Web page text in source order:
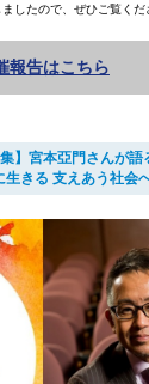
したので、ぜひご覧くだ
報告はこちら
集】宮本亞門さんが語
生きる 支えあう社会へ